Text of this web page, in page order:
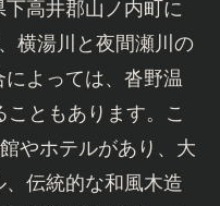
高井郡山ノ内町に
横湯川と夜間瀬川の
よっては、沓野温
ともあります。こ
やホテルがあり、大
伝統的な和風木造